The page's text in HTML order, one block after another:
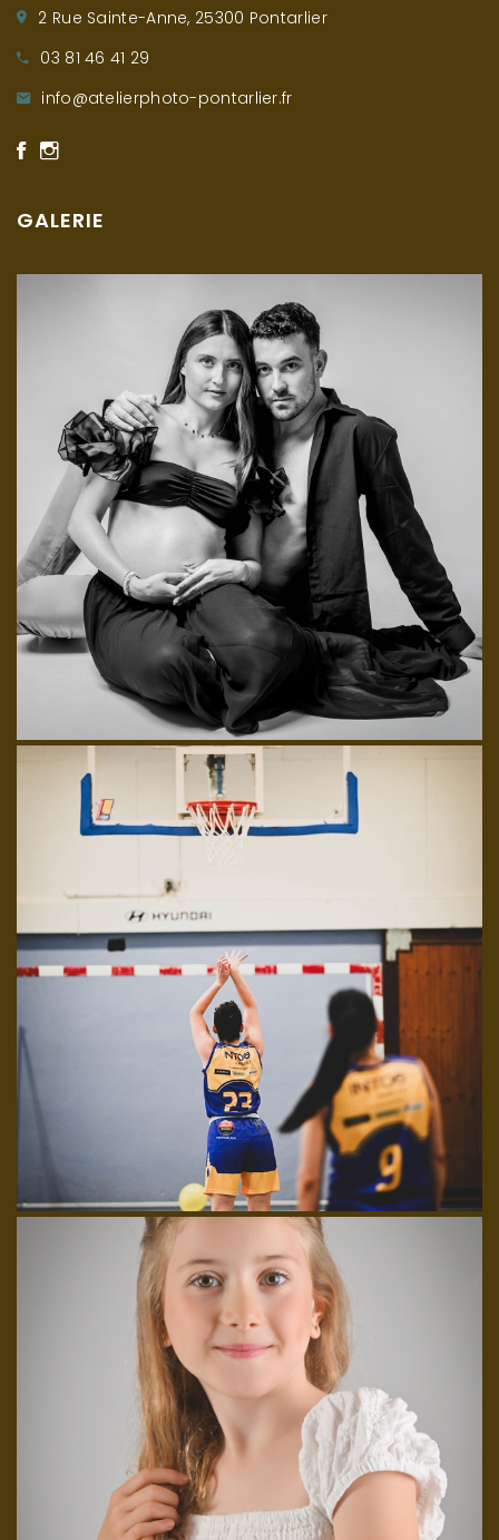
2 Rue Sainte-Anne, 25300 Pontarlier
03 81 46 41 29
info@atelierphoto-pontarlier.fr
GALERIE